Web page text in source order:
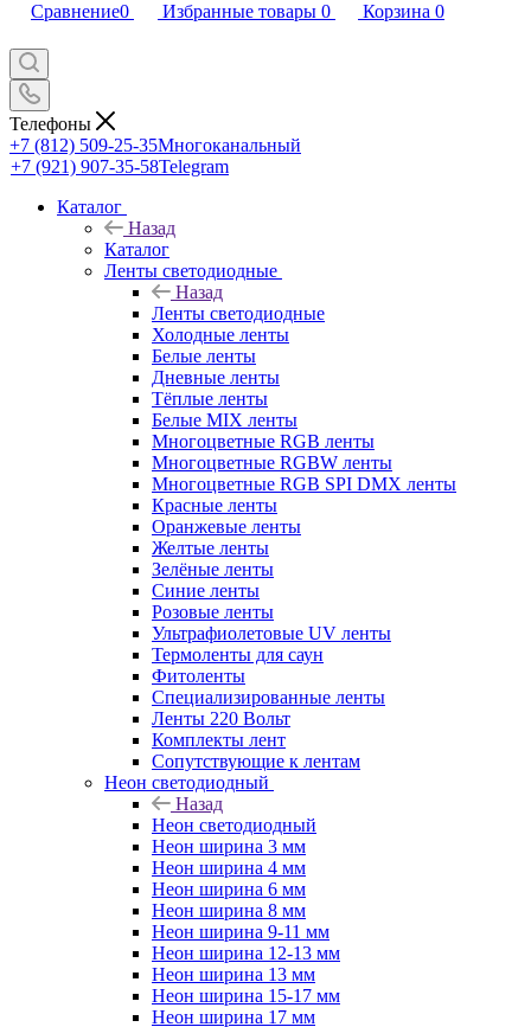
Сравнение0 Избранные товары 0 Корзина 0
Телефоны
+7 (812) 509-25-35Многоканальный
+7 (921) 907-35-58Telegram
Каталог
Назад
Каталог
Ленты светодиодные
Назад
Ленты светодиодные
Холодные ленты
Белые ленты
Дневные ленты
Тёплые ленты
Белые MIX ленты
Многоцветные RGB ленты
Многоцветные RGBW ленты
Многоцветные RGB SPI DMX ленты
Красные ленты
Оранжевые ленты
Желтые ленты
Зелёные ленты
Синие ленты
Розовые ленты
Ультрафиолетовые UV ленты
Термоленты для саун
Фитоленты
Специализированные ленты
Ленты 220 Вольт
Комплекты лент
Сопутствующие к лентам
Неон светодиодный
Назад
Неон светодиодный
Неон ширина 3 мм
Неон ширина 4 мм
Неон ширина 6 мм
Неон ширина 8 мм
Неон ширина 9-11 мм
Неон ширина 12-13 мм
Неон ширина 13 мм
Неон ширина 15-17 мм
Неон ширина 17 мм